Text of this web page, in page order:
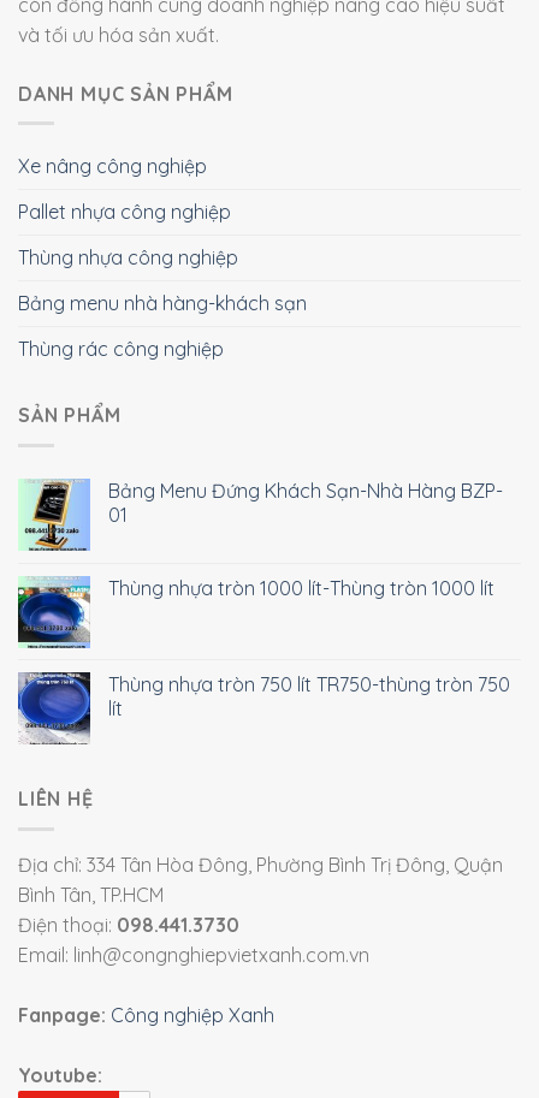
và tối ưu hóa sản xuất.
DANH MỤC SẢN PHẨM
Xe nâng công nghiệp
Pallet nhựa công nghiệp
Thùng nhựa công nghiệp
Bảng menu nhà hàng-khách sạn
Thùng rác công nghiệp
SẢN PHẨM
Bảng Menu Đứng Khách Sạn-Nhà Hàng BZP-
01
Thùng nhựa tròn 1000 lít-Thùng tròn 1000 lít
Thùng nhựa tròn 750 lít TR750-thùng tròn 750
lít
LIÊN HỆ
Địa chỉ: 334 Tân Hòa Đông, Phường Bình Trị Đông, Quận
Bình Tân, TP.HCM
Điện thoại: 098.441.3730
Email: linh@congnghiepvietxanh.com.vn
Fanpage: Công nghiệp Xanh
Youtube: